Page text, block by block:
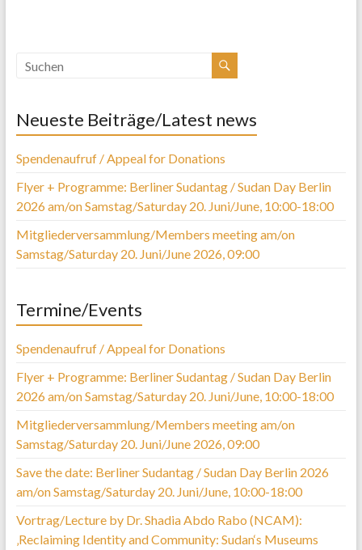
Neueste Beiträge/Latest news
Spendenaufruf / Appeal for Donations
Flyer + Programme: Berliner Sudantag / Sudan Day Berlin
2026 am/on Samstag/Saturday 20. Juni/June, 10:00-18:00
Mitgliederversammlung/Members meeting am/on
Samstag/Saturday 20. Juni/June 2026, 09:00
Termine/Events
Spendenaufruf / Appeal for Donations
Flyer + Programme: Berliner Sudantag / Sudan Day Berlin
2026 am/on Samstag/Saturday 20. Juni/June, 10:00-18:00
Mitgliederversammlung/Members meeting am/on
Samstag/Saturday 20. Juni/June 2026, 09:00
Save the date: Berliner Sudantag / Sudan Day Berlin 2026
am/on Samstag/Saturday 20. Juni/June, 10:00-18:00
Vortrag/Lecture by Dr. Shadia Abdo Rabo (NCAM):
‚Reclaiming Identity and Community: Sudan‘s Museums